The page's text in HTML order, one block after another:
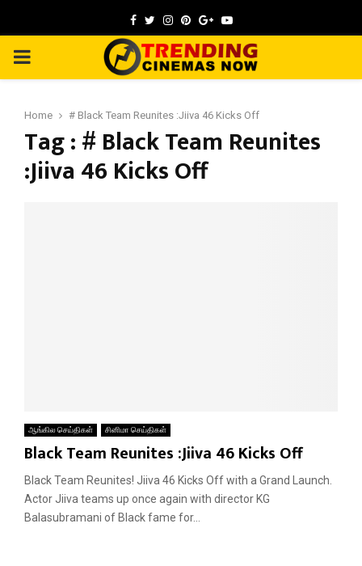
Facebook
TwitterInstagram
Pinterest
GoogleYoutube
PRIMARY
Home # Black Team Reunites :Jiiva 46 Kicks Off
Tag : # Black Team Reunites
:Jiiva 46 Kicks Off
ஆங்கில செய்திகள் சினிமா செய்திகள்
Black Team Reunites :Jiiva 46 Kicks Off
Black Team Reunites! Jiiva 46 Kicks Off with a Grand Launch.
Actor Jiiva teams up once again with director KG
Balasubramani of Black fame for...